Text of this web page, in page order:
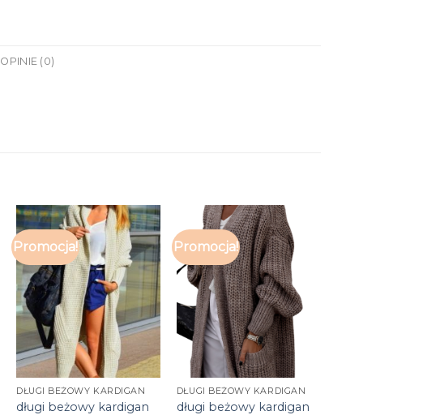
OPINIE (0)
Promocja!
DŁUGI BEŻOWY KARDIGAN
długi beżowy kardigan
Promocja!
DŁUGI BEŻOWY KARDIGAN
długi beżowy kardigan